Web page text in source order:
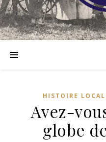
HISTOIRE
Avez-
globe